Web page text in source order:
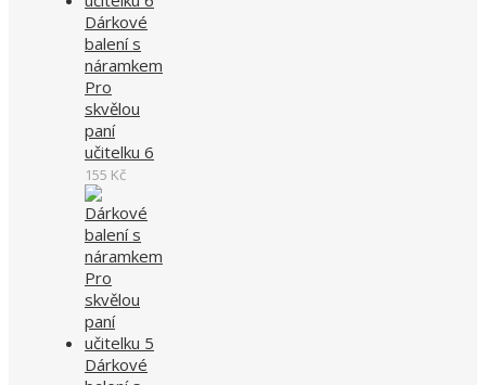
Dárkové
balení s
náramkem
Pro
skvělou
paní
učitelku 6
155 Kč
Dárkové